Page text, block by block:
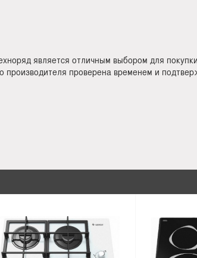
является отличным выбором для
производителя проверена временем и